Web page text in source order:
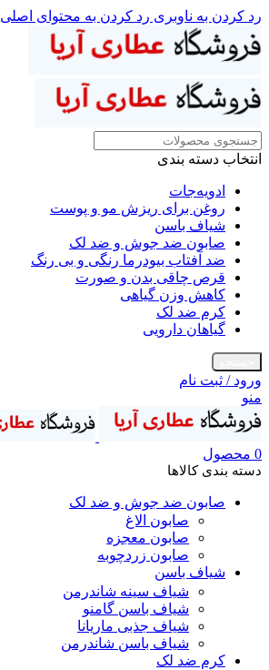
رد کردن به ناوبری رد کردن به محتوای اصلی
انتخاب دسته بندی
ادویه‌جات
روغن برای ریزش مو و پوست
شیاف باسن
صابون ضد جوش و ضد لک
ضد آفتاب بیودرما رنگی و بی رنگ
قرص چاقی بدن و صورت
کاهش وزن گیاهی
کرم ضد لک
گیاهان دارویی
ورود / ثبت نام
منو
0 محصول
دسته بندی کالاها
صابون ضد جوش و ضد لک
صابون الاغ
صابون معجزه
صابون زردچوبه
شیاف باسن
شیاف سینه شاندرمن
شیاف باسن گامنو
شیاف جذبی ماریانا
شیاف باسن شاندرمن
کرم ضد لک